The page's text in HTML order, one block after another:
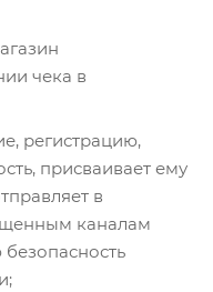
чека в
регистрацию,
присваивает ему
в
каналам